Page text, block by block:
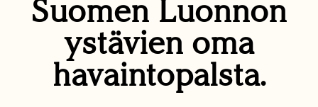
Suomen Luonnon
ystävien oma
havaintopalsta.